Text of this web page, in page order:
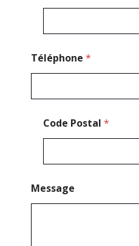
Téléphone *
Code Postal *
Message